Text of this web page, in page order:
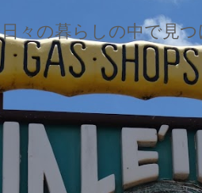
々の暮らしの中で見